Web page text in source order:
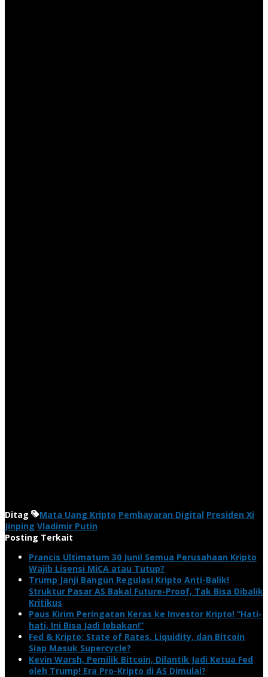
Ditag Mata Uang Kripto Pembayaran Digital Presiden Xi
Jinping Vladimir Putin
Posting Terkait
Prancis Ultimatum 30 Juni! Semua Perusahaan Kripto
Wajib Lisensi MiCA atau Tutup?
Trump Janji Bangun Regulasi Kripto Anti-Balik!
Struktur Pasar AS Bakal Future-Proof, Tak Bisa Dibalik
Kritikus
Paus Kirim Peringatan Keras ke Investor Kripto! “Hati-
hati, Ini Bisa Jadi Jebakan!”
Fed & Kripto: State of Rates, Liquidity, dan Bitcoin
Siap Masuk Supercycle?
Kevin Warsh, Pemilik Bitcoin, Dilantik Jadi Ketua Fed
oleh Trump! Era Pro-Kripto di AS Dimulai?